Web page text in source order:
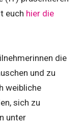
euch hier die
die
und zu
weibliche
sich zu
unter